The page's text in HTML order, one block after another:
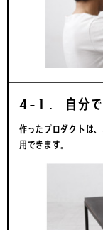
4-1. 自分で
作ったプロダクトは
用できます。